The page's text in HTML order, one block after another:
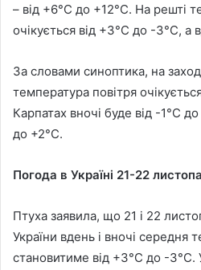
– від +6°C до +12°C. На решті
очікується від +3°C до -3°C, а
За словами синоптика, на
температура повітря
Карпатах вночі буде від -1°C
до +2°C.
Погода в Україні 21-22
Птуха заявила, що 21 і 22
України вдень і вночі середня
становитиме від +3°C до -3°C.